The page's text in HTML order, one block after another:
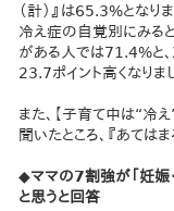
（計）』は65.3%となりま
冷え症の自覚別にみると
がある人では71.4%と
23.7ポイント高くなりま
また、【子育て中は“冷
聞いたところ、『あては
◆ママの7割強が「妊娠
と思うと回答